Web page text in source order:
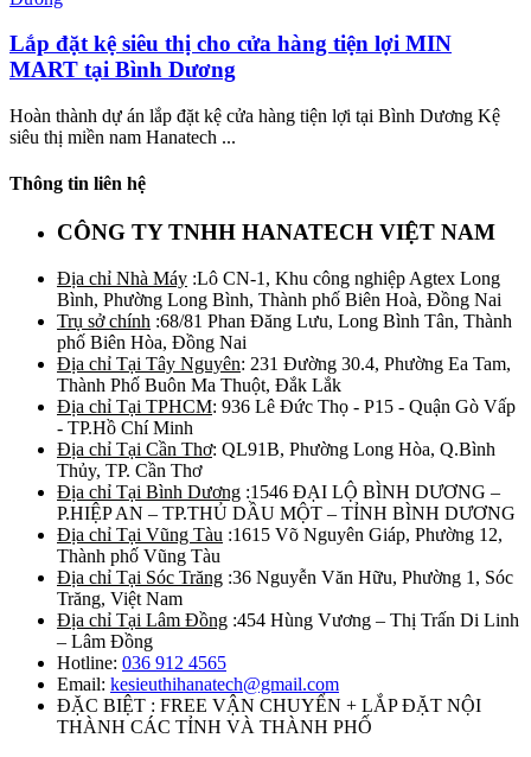
Lắp đặt kệ siêu thị cho cửa hàng tiện lợi MIN
MART tại Bình Dương
Hoàn thành dự án lắp đặt kệ cửa hàng tiện lợi tại Bình Dương Kệ
siêu thị miền nam Hanatech ...
Thông tin liên hệ
CÔNG TY TNHH HANATECH VIỆT NAM
Địa chỉ Nhà Máy :Lô CN-1, Khu công nghiệp Agtex Long
Bình, Phường Long Bình, Thành phố Biên Hoà, Đồng Nai
Trụ sở chính :68/81 Phan Đăng Lưu, Long Bình Tân, Thành
phố Biên Hòa, Đồng Nai
Địa chỉ Tại Tây Nguyên: 231 Đường 30.4, Phường Ea Tam,
Thành Phố Buôn Ma Thuột, Đắk Lắk
Địa chỉ Tại TPHCM: 936 Lê Đức Thọ - P15 - Quận Gò Vấp
- TP.Hồ Chí Minh
Địa chỉ Tại Cần Thơ: QL91B, Phường Long Hòa, Q.Bình
Thủy, TP. Cần Thơ
Địa chỉ Tại Bình Dương :1546 ĐẠI LỘ BÌNH DƯƠNG –
P.HIỆP AN – TP.THỦ DẦU MỘT – TỈNH BÌNH DƯƠNG
Địa chỉ Tại Vũng Tàu :1615 Võ Nguyên Giáp, Phường 12,
Thành phố Vũng Tàu
Địa chỉ Tại Sóc Trăng :36 Nguyễn Văn Hữu, Phường 1, Sóc
Trăng, Việt Nam
Địa chỉ Tại Lâm Đồng :454 Hùng Vương – Thị Trấn Di Linh
– Lâm Đồng
Hotline: 036 912 4565
Email: kesieuthihanatech@gmail.com
ĐẶC BIỆT : FREE VẬN CHUYỂN + LẮP ĐẶT NỘI
THÀNH CÁC TỈNH VÀ THÀNH PHỐ